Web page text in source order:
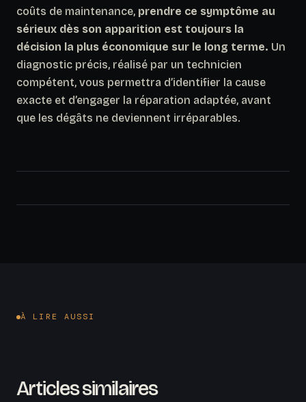
coûts de maintenance, prendre ce symptôme au
sérieux dès son apparition est toujours la
décision la plus économique sur le long terme. Un
diagnostic précis, réalisé par un technicien
compétent, vous permettra d’identifier la cause
exacte et d’engager la réparation adaptée, avant
que les dégâts ne deviennent irréparables.
À LIRE AUSSI
Articles similaires